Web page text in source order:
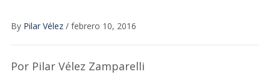
By Pilar Vélez/ febrero 10, 2016
Por Pilar Vélez Zamparelli